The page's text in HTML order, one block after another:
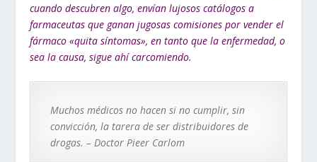
cuando descubren algo, envían lujosos catálogos a
farmaceutas que ganan jugosas comisiones por vender el
fármaco «quita síntomas», en tanto que la enfermedad, o
sea la causa, sigue ahí carcomiendo.
Muchos médicos no hacen si no cumplir, sin
convicción, la tarera de ser distribuidores de
drogas. – Doctor Pieer Carlom